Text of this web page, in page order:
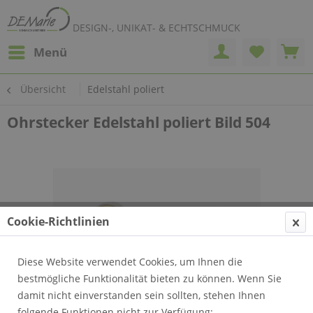
DESIGN-, UNIKAT- & ECHTSCHMUCK
Menü
Übersicht Edelstahl poliert
Ohrstecker Edelstahl poliert Bild 504
Cookie-Richtlinien
Diese Website verwendet Cookies, um Ihnen die
bestmögliche Funktionalität bieten zu können. Wenn Sie
damit nicht einverstanden sein sollten, stehen Ihnen